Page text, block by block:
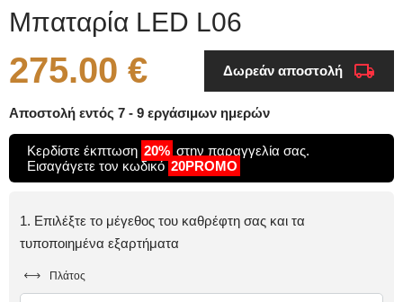
Μπαταρία LED L06
275.00 € Δωρεάν αποστολή
Αποστολή εντός 7 - 9 εργάσιμων ημερών
Κερδίστε έκπτωση 20% στην παραγγελία σας.
Εισαγάγετε τον κωδικό20PROMO
1. Επιλέξτε το μέγεθος του καθρέφτη σας και τα
τυποποιημένα εξαρτήματα
Πλάτος